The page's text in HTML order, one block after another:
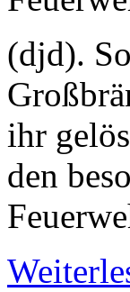
(djd).
ihr
den